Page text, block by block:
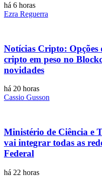
há 6 horas
Ezra Reguerra
Notícias Cripto:
cripto em peso no
novidades
há 20 horas
Cassio Gusson
Ministério de Ciência e
vai integrar todas as
Federal
há 22 horas